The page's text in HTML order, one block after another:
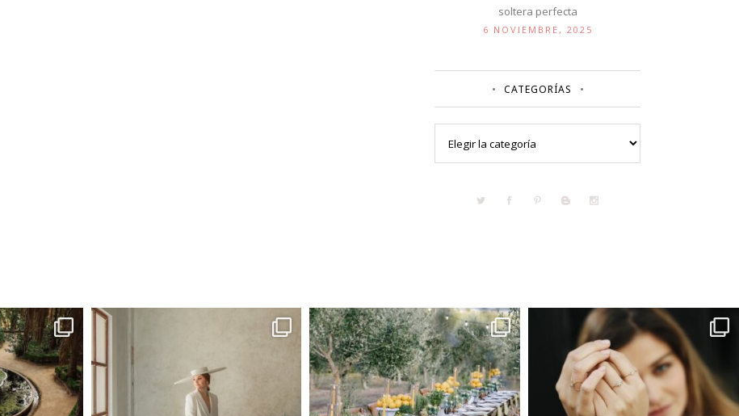
soltera perfecta
6 NOVIEMBRE, 2025
CATEGORÍAS